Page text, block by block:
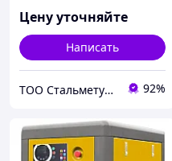
Цену уточняйте
Написать
ТОО Стальметурал 92%